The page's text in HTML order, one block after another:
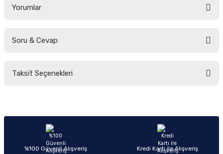
Yorumlar
Soru & Cevap
Taksit Seçenekleri
%100 Güvenli Alışveriş Kredi Kartı ile Alışveriş